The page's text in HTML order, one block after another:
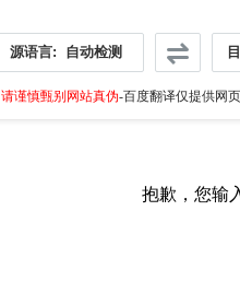
源语言: 自动检测
请谨慎甄别网站真伪-百度翻译仅提供网